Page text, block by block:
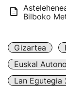
Bilboko
Gizartea
Euskal
Lan Egutegia